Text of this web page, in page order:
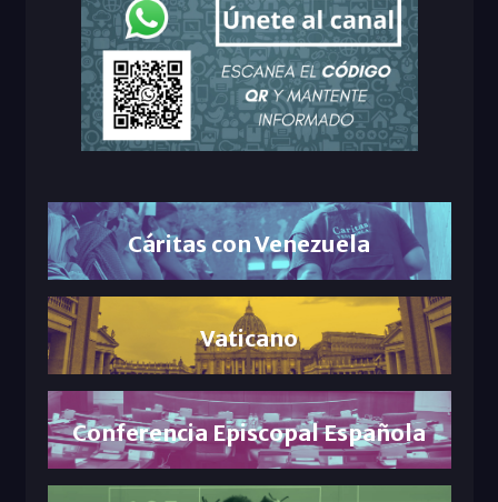
Cáritas con Venezuela
Vaticano
Conferencia Episcopal Española